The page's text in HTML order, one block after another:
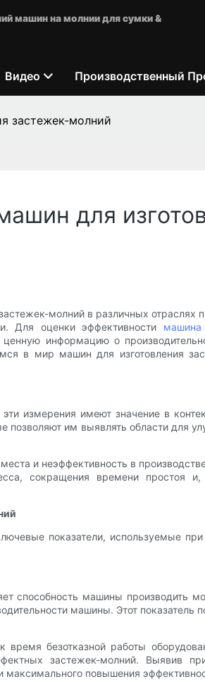
машин на молнии для сумки &
Видео Производственный
застежек-молний
для
молний в различных
Для оценки эффективности машина
ценную информацию о
в мир машин для изготовления
измерения имеют значение в
им выявлять области для
и неэффективность в
сокращения времени простоя
показатели, используемые
способность машины производить
машины. Этот показатель
безотказной работы
застежек-молний. Выявив
повышения